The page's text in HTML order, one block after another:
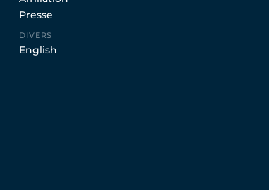
Presse
DIVERS
English